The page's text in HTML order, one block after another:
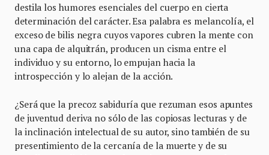
destila los humores esenciales del cuerpo en cierta
determinación del carácter. Esa palabra es melancolía, el
exceso de bilis negra cuyos vapores cubren la mente con
una capa de alquitrán, producen un cisma entre el
individuo y su entorno, lo empujan hacia la
introspección y lo alejan de la acción.
¿Será que la precoz sabiduría que rezuman esos apuntes
de juventud deriva no sólo de las copiosas lecturas y de
la inclinación intelectual de su autor, sino también de su
presentimiento de la cercanía de la muerte y de su